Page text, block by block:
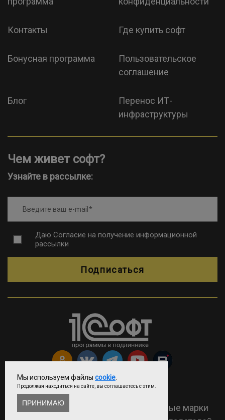
Контакты Где купить софт
Бонусная программа
Пользовательское
соглашение
Блог
Перенос ИТ-
инфраструктуры
Чем живет софт?
Узнайте в рассылке:
Введите ваш e-mail
Даю Согласие на получение информационной
рассылки
Подписаться
Copyright © ООО «Софтехно»
2026 Все права защищены. Все торговые марки
Мы используем файлы cookie
Продолжая находиться на сайте, вы соглашаетесь с этим.
ПРИНИМАЮ